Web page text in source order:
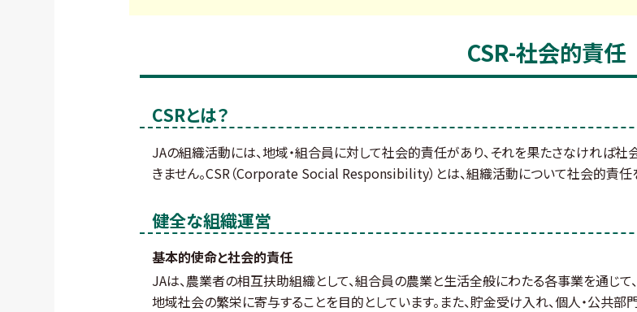
CSR-社会的責任
CSRとは？
JAの組織活動には、地域・組合員に対して社会的責任があり、それを果たさなければ
きません。CSR（Corporate Social Responsibility）とは、組織活動について社会的責任
健全な組織運営
基本的使命と社会的責任
JAは、農業者の相互扶助組織として、組合員の農業と生活全般にわたる各事業を通じ
地域社会の繁栄に寄与することを目的としています。また、貯金受け入れ、個人・公共